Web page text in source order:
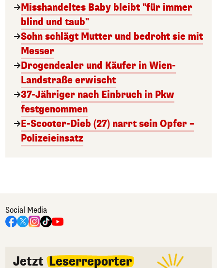
Misshandeltes Baby bleibt "für immer
blind und taub"
Sohn schlägt Mutter und bedroht sie mit
Messer
Drogendealer und Käufer in Wien-
Landstraße erwischt
37-Jähriger nach Einbruch in Pkw
festgenommen
E-Scooter-Dieb (27) narrt sein Opfer –
Polizeieinsatz
Social Media
Jetzt Leserreporter